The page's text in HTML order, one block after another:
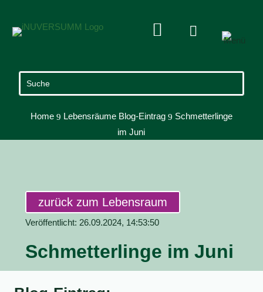
 
Home 9 Lebensräume Blog-Eintrag 9 Schmetterlinge
im Juni
zurück zum Lebensraum
Veröffentlicht: 26.09.2024, 14:53:50
Schmetterlinge im Juni